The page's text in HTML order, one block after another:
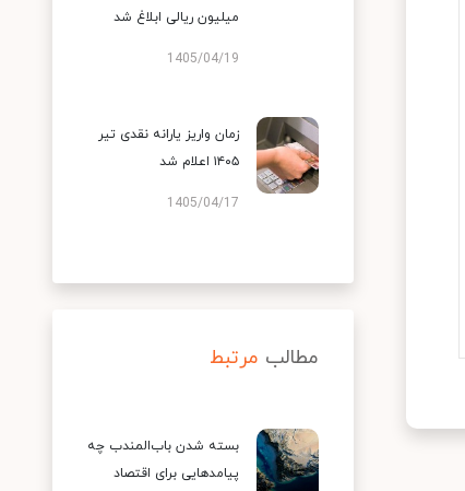
میلیون ریالی ابلاغ شد
1405/04/19
زمان واریز یارانه نقدی تیر
۱۴۰۵ اعلام شد
1405/04/17
مطالب مرتبط
بسته شدن باب‌المندب چه
پیامدهایی برای اقتصاد